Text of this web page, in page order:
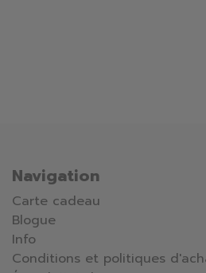
Navigation
Carte cadeau
Blogue
Info
Conditions et politiques